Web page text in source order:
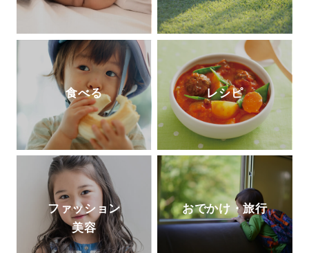
食べる レシピ
ファッション
美容
おでかけ・旅行